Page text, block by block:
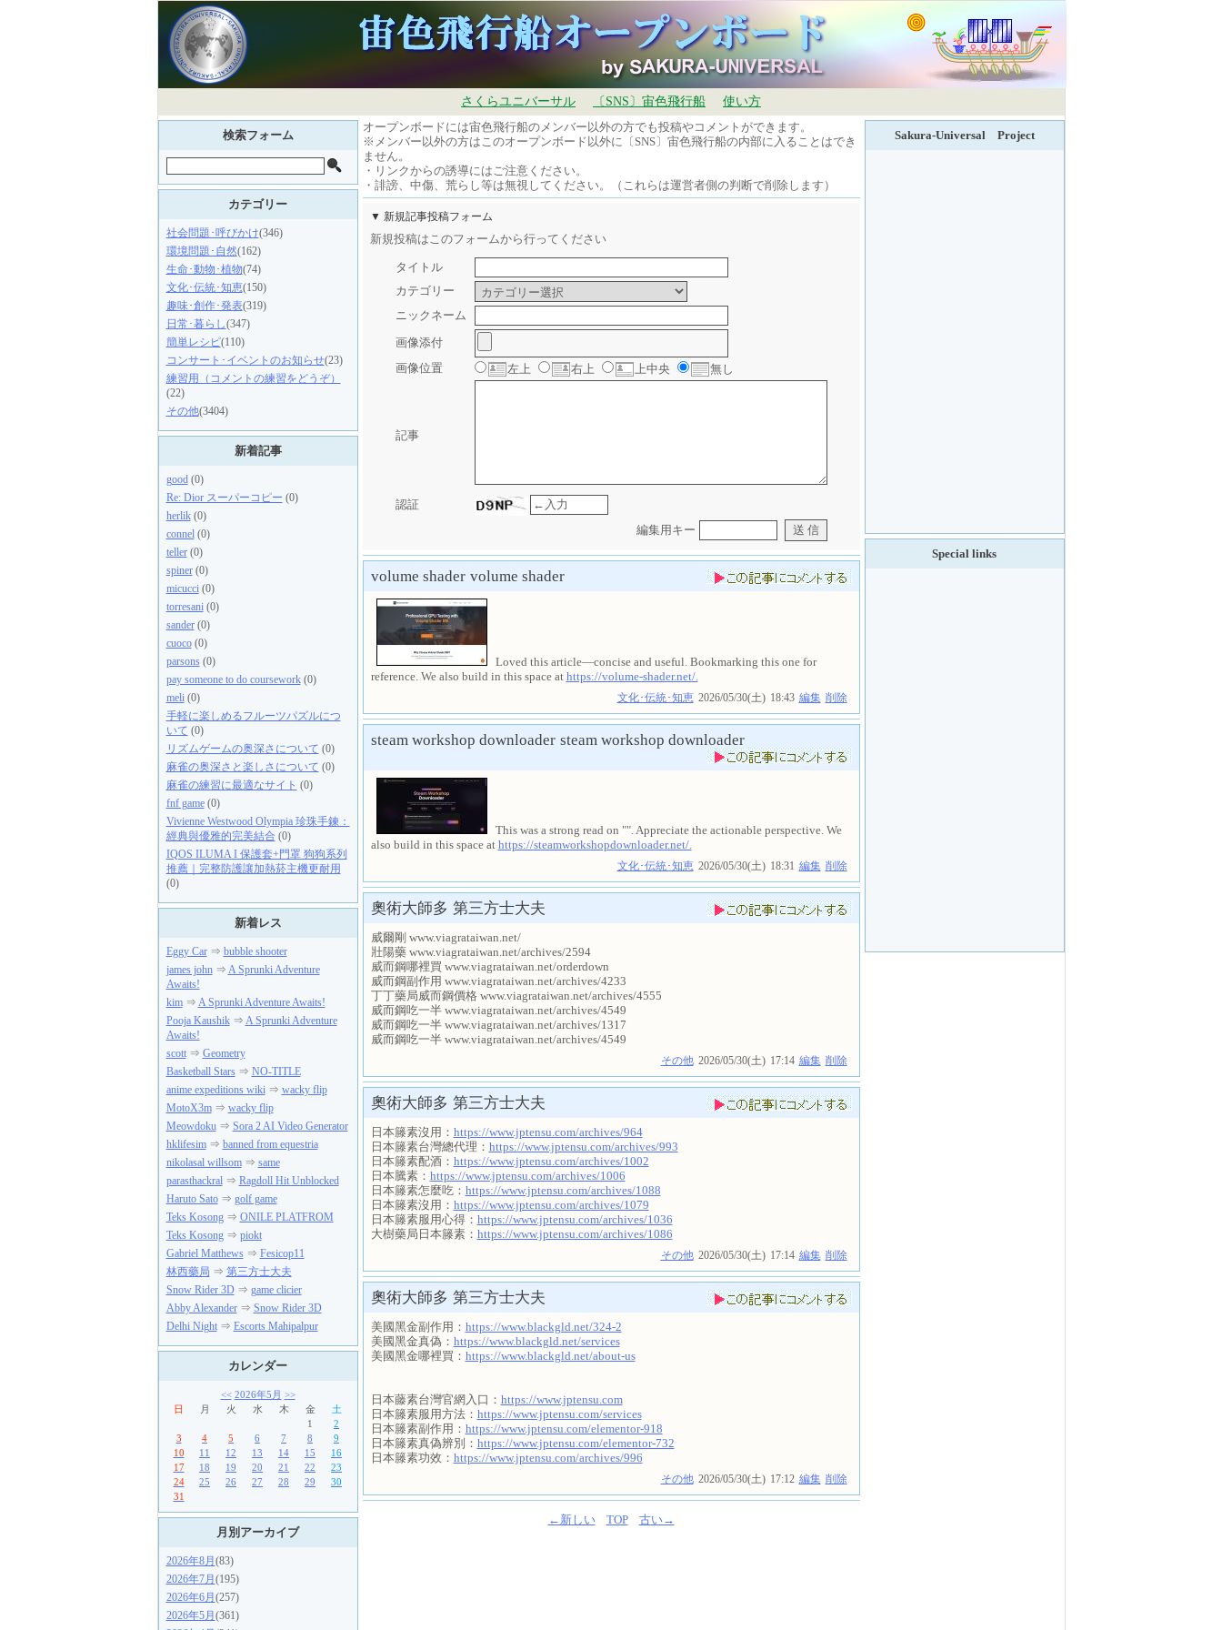
さくらユニバーサル 〔SNS〕宙色飛行船
使い方
オープンボードには宙色飛行船のメンバー以外の方でも投稿やコメントができます。
※メンバー以外の方はこのオープンボード以外に〔SNS〕宙色飛行船の内部に入ることはでき
ません。
・リンクからの誘導にはご注意ください。
・誹謗、中傷、荒らし等は無視してください。（これらは運営者側の判断で削除します）
▼ 新規記事投稿フォーム
新規投稿はこのフォームから行ってください
タイトル
カテゴリー
ニックネーム
画像添付
画像位置
左上 右上 上中央 無し
記事
認証
編集用キー
volume shader volume shader
Loved this article—concise and useful. Bookmarking this one for
reference. We also build in this space at https://volume-shader.net/.
文化･伝統･知恵 2026/05/30(土) 18:43 編集 削除
steam workshop downloader steam workshop downloader
This was a strong read on "". Appreciate the actionable perspective. We
also build in this space at https://steamworkshopdownloader.net/.
文化･伝統･知恵 2026/05/30(土) 18:31 編集 削除
奧術大師多 第三方士大夫
威爾剛 www.viagrataiwan.net/
壯陽藥 www.viagrataiwan.net/archives/2594
威而鋼哪裡買 www.viagrataiwan.net/orderdown
威而鋼副作用 www.viagrataiwan.net/archives/4233
丁丁藥局威而鋼價格 www.viagrataiwan.net/archives/4555
威而鋼吃一半 www.viagrataiwan.net/archives/4549
威而鋼吃一半 www.viagrataiwan.net/archives/1317
威而鋼吃一半 www.viagrataiwan.net/archives/4549
その他 2026/05/30(土) 17:14 編集 削除
奧術大師多 第三方士大夫
日本籐素沒用： https://www.jptensu.com/archives/964
日本籐素台灣總代理： https://www.jptensu.com/archives/993
日本籐素配酒： https://www.jptensu.com/archives/1002
日本騰素： https://www.jptensu.com/archives/1006
日本籐素怎麼吃： https://www.jptensu.com/archives/1088
日本籐素沒用： https://www.jptensu.com/archives/1079
日本籐素服用心得： https://www.jptensu.com/archives/1036
大樹藥局日本籐素： https://www.jptensu.com/archives/1086
その他 2026/05/30(土) 17:14 編集 削除
奧術大師多 第三方士大夫
美國黑金副作用： https://www.blackgld.net/324-2
美國黑金真偽： https://www.blackgld.net/services
美國黑金哪裡買： https://www.blackgld.net/about-us
日本藤素台灣官網入口： https://www.jptensu.com
日本籐素服用方法： https://www.jptensu.com/services
日本籐素副作用： https://www.jptensu.com/elementor-918
日本籐素真偽辨別： https://www.jptensu.com/elementor-732
日本籐素功效： https://www.jptensu.com/archives/996
その他 2026/05/30(土) 17:12 編集 削除
←新しい TOP 古い→
検索フォーム
カテゴリー
社会問題･呼びかけ(346)
環境問題･自然(162)
生命･動物･植物(74)
文化･伝統･知恵(150)
趣味･創作･発表(319)
日常･暮らし(347)
簡単レシピ(110)
コンサート･イベントのお知らせ(23)
練習用（コメントの練習をどうぞ）
(22)
その他(3404)
新着記事
good(0)
Re: Dior スーパーコピー (0)
herlik(0)
connel(0)
teller(0)
spiner(0)
micucci(0)
torresani(0)
sander(0)
cuoco(0)
parsons(0)
pay someone to do coursework(0)
meli(0)
手軽に楽しめるフルーツパズルにつ
いて (0)
リズムゲームの奥深さについて (0)
麻雀の奥深さと楽しさについて (0)
麻雀の練習に最適なサイト (0)
fnf game(0)
Vivienne Westwood Olympia 珍珠手鍊：
經典與優雅的完美結合 (0)
IQOS ILUMA I 保護套+門罩 狗狗系列
推薦｜完整防護讓加熱菸主機更耐用
(0)
新着レス
Eggy Car⇒ bubble shooter
james john⇒ A Sprunki Adventure
Awaits!
kim⇒ A Sprunki Adventure Awaits!
Pooja Kaushik⇒ A Sprunki Adventure
Awaits!
scott⇒ Geometry
Basketball Stars⇒ NO-TITLE
anime expeditions wiki⇒ wacky flip
MotoX3m⇒ wacky flip
Meowdoku⇒ Sora 2 AI Video Generator
hklifesim⇒ banned from equestria
nikolasal willsom⇒ same
parasthackral⇒ Ragdoll Hit Unblocked
Haruto Sato⇒ golf game
Teks Kosong⇒ ONILE PLATFROM
Teks Kosong⇒ piokt
Gabriel Matthews⇒ Fesicop11
林西藥局 ⇒ 第三方士大夫
Snow Rider 3D⇒ game clicier
Abby Alexander⇒ Snow Rider 3D
Delhi Night⇒ Escorts Mahipalpur
カレンダー
<< 2026年5月 >>
日
月 火 水 木 金
土
1
2
3
4 5 6 7 8
9
10
11 12 13 14 15
16
17
18 19 20 21 22
23
24
25 26 27 28 29
30
31
月別アーカイブ
2026年8月 (83)
2026年7月 (195)
2026年6月 (257)
2026年5月 (361)
Sakura-Universal Project
Special links